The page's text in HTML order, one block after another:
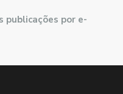
publicações por e-